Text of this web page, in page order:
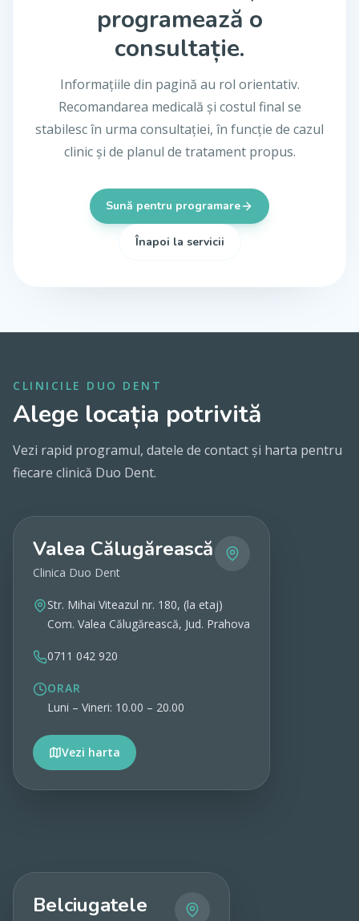
programează o
consultație.
Informațiile din pagină au rol orientativ.
Recomandarea medicală și costul final se
stabilesc în urma consultației, în funcție de cazul
clinic și de planul de tratament propus.
Sună pentru programare
Înapoi la servicii
CLINICILE DUO DENT
Alege locația potrivită
Vezi rapid programul, datele de contact și harta pentru
fiecare clinică Duo Dent.
Valea Călugărească
Clinica Duo Dent
Str. Mihai Viteazul nr. 180, (la etaj)
Com. Valea Călugărească, Jud. Prahova
0711 042 920
ORAR
Luni – Vineri: 10.00 – 20.00
Vezi harta
Vezi detalii
Belciugatele